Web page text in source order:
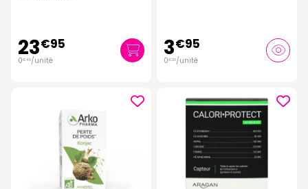
23€95
0€40/unité 3€95
0€20/unité